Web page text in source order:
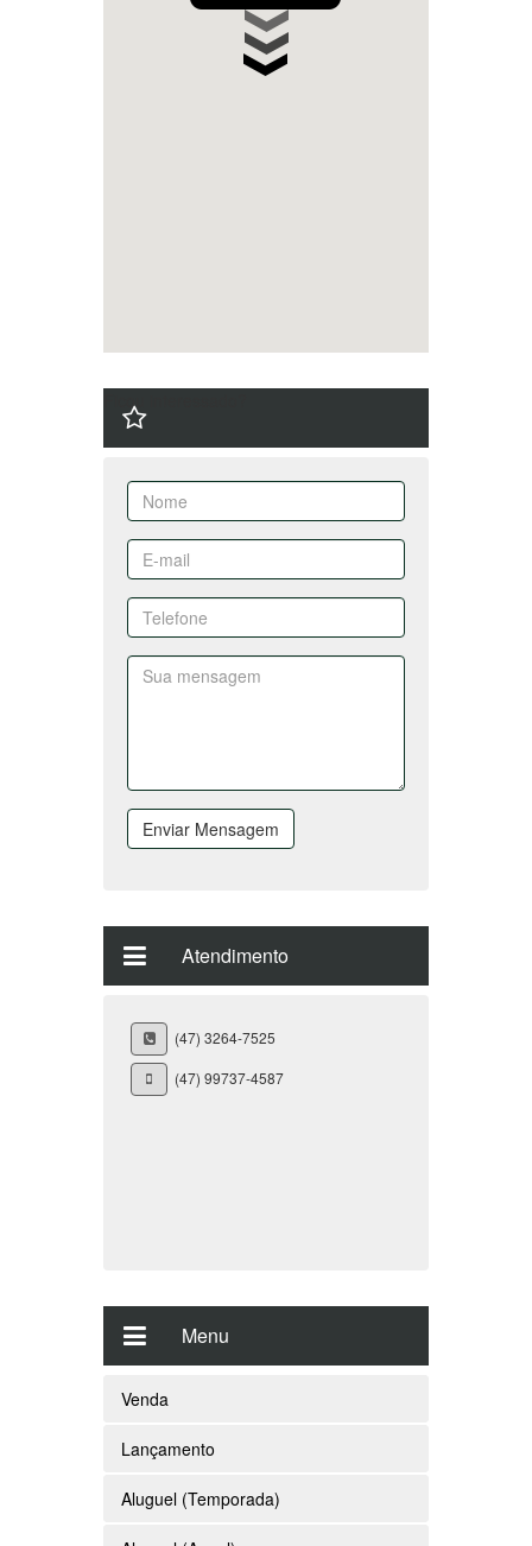
Venda
Lançamento
Aluguel (Temporada)
Aluguel (Anual)
Oportunidades